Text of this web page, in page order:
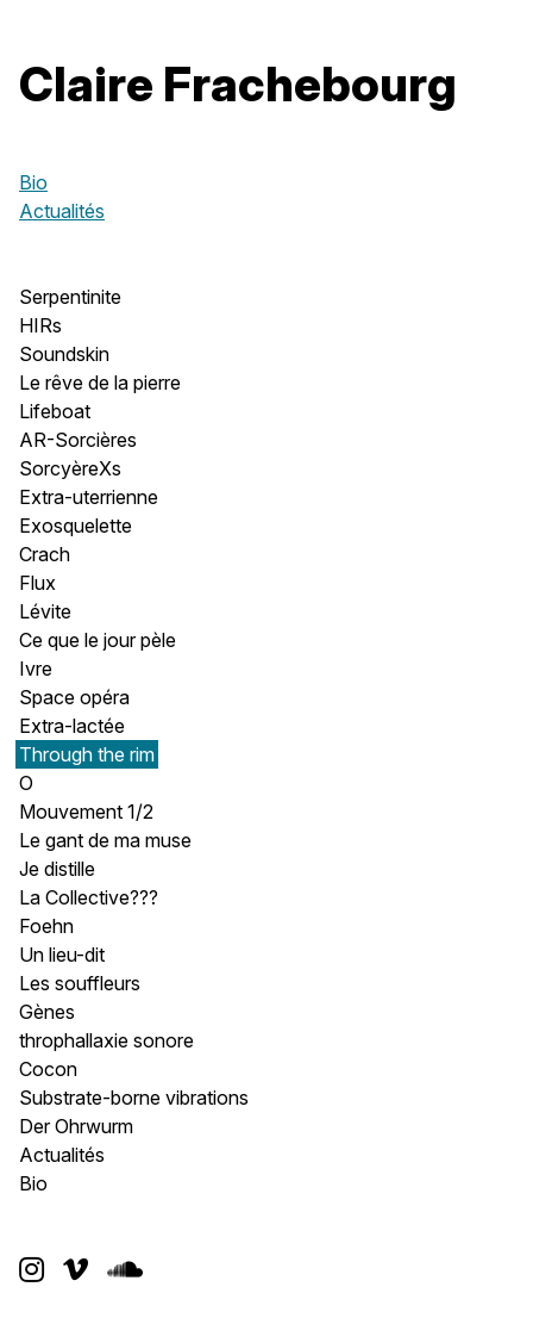
Claire Frachebourg
Bio
Actualités
Serpentinite
HIRs
Soundskin
Le rêve de la pierre
Lifeboat
AR-Sorcières
SorcyèreXs
Extra-uterrienne
Exosquelette
Crach
Flux
Lévite
Ce que le jour pèle
Ivre
Space opéra
Extra-lactée
Through the rim
O
Mouvement 1/2
Le gant de ma muse
Je distille
La Collective???
Foehn
Un lieu-dit
Les souffleurs
Gènes
throphallaxie sonore
Cocon
Substrate-borne vibrations
Der Ohrwurm
Actualités
Bio
  